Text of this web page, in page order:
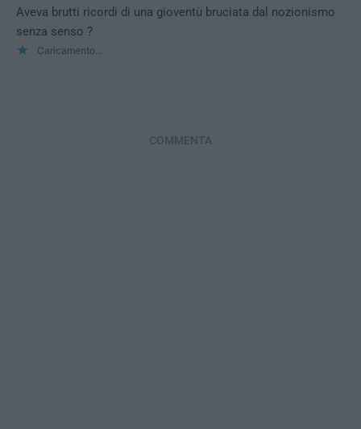
Aveva brutti ricordi di una gioventù bruciata dal nozionismo
senza senso ?
Caricamento...
COMMENTA